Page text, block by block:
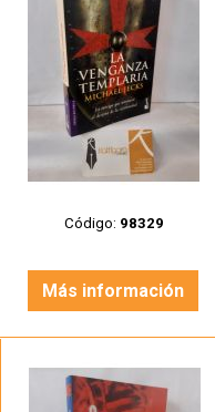
Código: 98329
Más información